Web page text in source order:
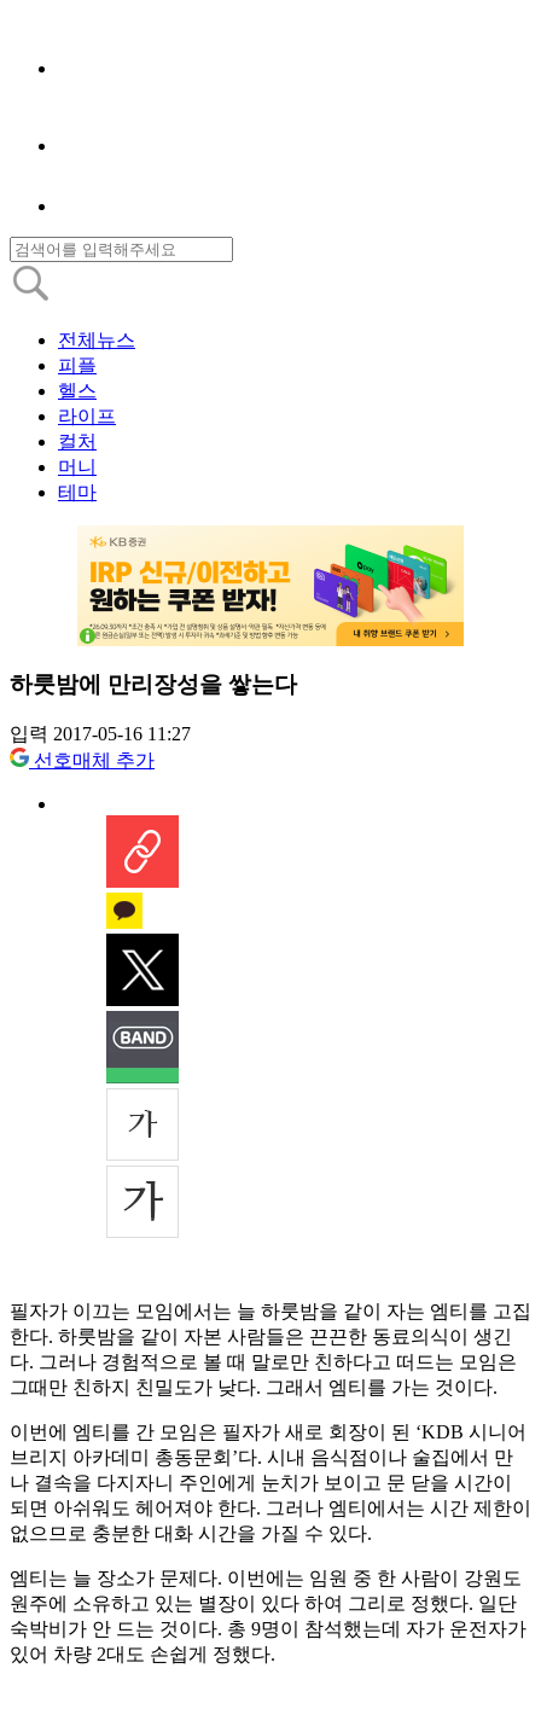
전체뉴스
피플
헬스
라이프
컬처
머니
테마
하룻밤에 만리장성을 쌓는다
입력 2017-05-16 11:27
선호매체 추가
필자가 이끄는 모임에서는 늘 하룻밤을 같이 자는 엠티를 고집
한다. 하룻밤을 같이 자본 사람들은 끈끈한 동료의식이 생긴
다. 그러나 경험적으로 볼 때 말로만 친하다고 떠드는 모임은
그때만 친하지 친밀도가 낮다. 그래서 엠티를 가는 것이다.
이번에 엠티를 간 모임은 필자가 새로 회장이 된 ‘KDB 시니어
브리지 아카데미 총동문회’다. 시내 음식점이나 술집에서 만
나 결속을 다지자니 주인에게 눈치가 보이고 문 닫을 시간이
되면 아쉬워도 헤어져야 한다. 그러나 엠티에서는 시간 제한이
없으므로 충분한 대화 시간을 가질 수 있다.
엠티는 늘 장소가 문제다. 이번에는 임원 중 한 사람이 강원도
원주에 소유하고 있는 별장이 있다 하여 그리로 정했다. 일단
숙박비가 안 드는 것이다. 총 9명이 참석했는데 자가 운전자가
있어 차량 2대도 손쉽게 정했다.